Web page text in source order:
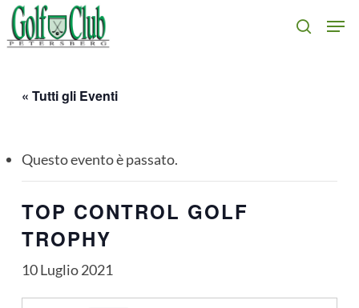
Skip
to
search
« Tutti gli Eventi
Questo evento è passato.
TOP CONTROL GOLF
TROPHY
10 Luglio 2021